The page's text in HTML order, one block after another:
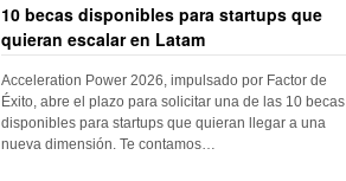
10 becas disponibles para startups que
quieran escalar en Latam
Acceleration Power 2026, impulsado por Factor de
Éxito, abre el plazo para solicitar una de las 10 becas
disponibles para startups que quieran llegar a una
nueva dimensión. Te contamos…